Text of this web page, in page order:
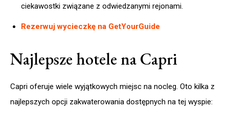
ciekawostki związane z odwiedzanymi rejonami.
Rezerwuj wycieczkę na GetYourGuide
Najlepsze hotele na Capri
Capri oferuje wiele wyjątkowych miejsc na nocleg. Oto kilka z
najlepszych opcji zakwaterowania dostępnych na tej wyspie: